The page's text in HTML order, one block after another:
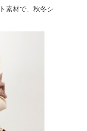
素材で、秋冬シ